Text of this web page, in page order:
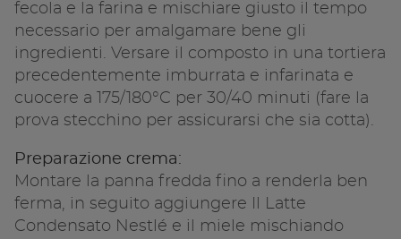
fecola e la farina e mischiare giusto il tempo
necessario per amalgamare bene gli
ingredienti. Versare il composto in una tortiera
precedentemente imburrata e infarinata e
cuocere a 175/180°C per 30/40 minuti (fare la
prova stecchino per assicurarsi che sia cotta).
Preparazione crema:
Montare la panna fredda fino a renderla ben
ferma, in seguito aggiungere Il Latte
Condensato Nestlé e il miele mischiando